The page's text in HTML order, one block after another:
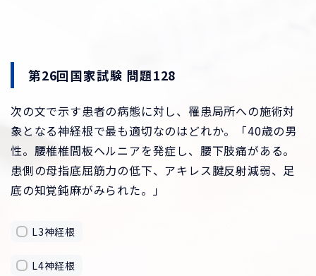
第26回国家試験 問題128
次の文で示す患者の病態に対し、罹患局所への施術対
象となる神経根で最も適切なのはどれか。「40歳の男
性。腰椎椎間板ヘルニアを発症し、腰下肢痛がある。
患側の母指底屈筋力の低下、アキレス腱反射減弱、足
底の知覚鈍麻がみられた。」
L3神経根
L4神経根